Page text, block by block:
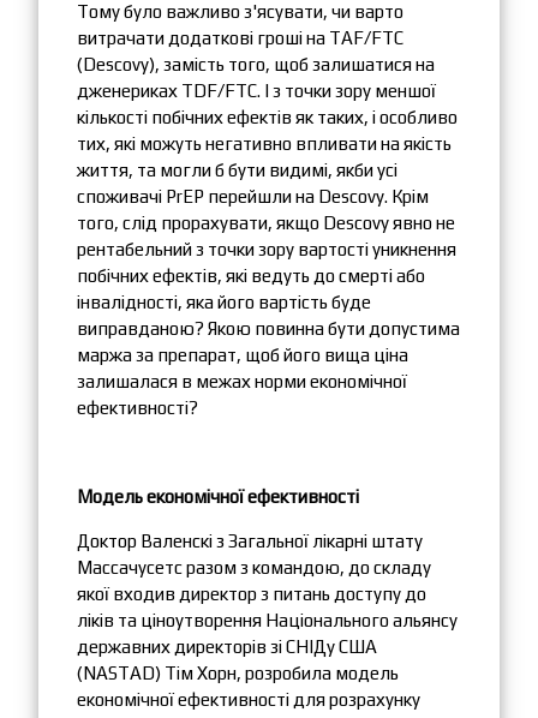
Тому було важливо з'ясувати, чи варто
витрачати додаткові гроші на TAF/FTC
(Descovy), замість того, щоб залишатися на
дженериках TDF/FTC. І з точки зору меншої
кількості побічних ефектів як таких, і особливо
тих, які можуть негативно впливати на якість
життя, та могли б бути видимі, якби усі
споживачі PrEP перейшли на Descovy. Крім
того, слід прорахувати, якщо Descovy явно не
рентабельний з точки зору вартості уникнення
побічних ефектів, які ведуть до смерті або
інвалідності, яка його вартість буде
виправданою? Якою повинна бути допустима
маржа за препарат, щоб його вища ціна
залишалася в межах норми економічної
ефективності?
Модель економічної ефективності
Доктор Валенскі з Загальної лікарні штату
Массачусетс разом з командою, до складу
якої входив директор з питань доступу до
ліків та ціноутворення Національного альянсу
державних директорів зі СНІДу США
(NASTAD) Тім Хорн, розробила модель
економічної ефективності для розрахунку